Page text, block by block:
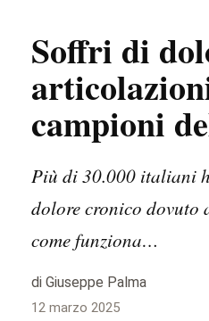
Soffri di
campioni
Più di 30.000 italiani
dolore cronico dovuto
come funziona…
di Giuseppe Palma
12 marzo 2025